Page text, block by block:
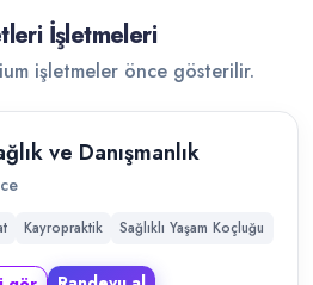
İşletmeleri
işletmeler önce gösterilir.
ve Danışmanlık
Kayropraktik Sağlıklı Yaşam Koçluğu